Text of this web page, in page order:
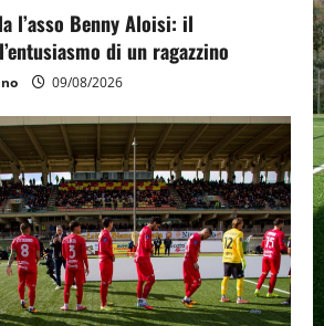
l’asso Benny Aloisi: il
di un ragazzino
09/08/2026